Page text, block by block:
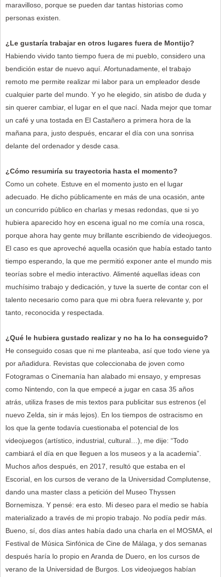
maravilloso, porque se pueden dar tantas historias como
personas existen.
¿Le gustaría trabajar en otros lugares fuera de Montijo?
Habiendo vivido tanto tiempo fuera de mi pueblo, considero una
bendición estar de nuevo aquí. Afortunadamente, el trabajo
remoto me permite realizar mi labor para un empleador desde
cualquier parte del mundo. Y yo he elegido, sin atisbo de duda y
sin querer cambiar, el lugar en el que nací. Nada mejor que tomar
un café y una tostada en El Castañero a primera hora de la
mañana para, justo después, encarar el día con una sonrisa
delante del ordenador y desde casa.
¿Cómo resumiría su trayectoria hasta el momento?
Como un cohete. Estuve en el momento justo en el lugar
adecuado. He dicho públicamente en más de una ocasión, ante
un concurrido público en charlas y mesas redondas, que si yo
hubiera aparecido hoy en escena igual no me comía una rosca,
porque ahora hay gente muy brillante escribiendo de videojuegos.
El caso es que aproveché aquella ocasión que había estado tanto
tiempo esperando, la que me permitió exponer ante el mundo mis
teorías sobre el medio interactivo. Alimenté aquellas ideas con
muchísimo trabajo y dedicación, y tuve la suerte de contar con el
talento necesario como para que mi obra fuera relevante y, por
tanto, reconocida y respectada.
¿Qué le hubiera gustado realizar y no ha lo ha conseguido?
He conseguido cosas que ni me planteaba, así que todo viene ya
por añadidura. Revistas que coleccionaba de joven como
Fotogramas o Cinemanía han alabado mi ensayo, y empresas
como Nintendo, con la que empecé a jugar en casa 35 años
atrás, utiliza frases de mis textos para publicitar sus estrenos (el
nuevo Zelda, sin ir más lejos). En los tiempos de ostracismo en
los que la gente todavía cuestionaba el potencial de los
videojuegos (artístico, industrial, cultural…), me dije: “Todo
cambiará el día en que lleguen a los museos y a la academia”.
Muchos años después, en 2017, resultó que estaba en el
Escorial, en los cursos de verano de la Universidad Complutense,
dando una master class a petición del Museo Thyssen
Bornemisza. Y pensé: era esto. Mi deseo para el medio se había
materializado a través de mi propio trabajo. No podía pedir más.
Bueno, sí, dos días antes había dado una charla en el MOSMA, el
Festival de Música Sinfónica de Cine de Málaga, y dos semanas
después haría lo propio en Aranda de Duero, en los cursos de
verano de la Universidad de Burgos. Los videojuegos habían